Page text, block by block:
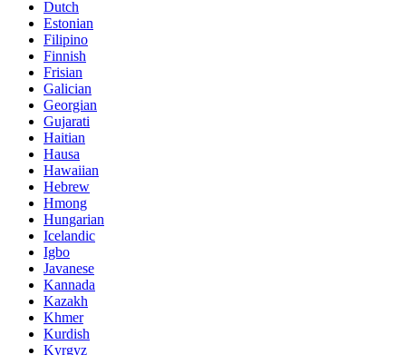
Dutch
Estonian
Filipino
Finnish
Frisian
Galician
Georgian
Gujarati
Haitian
Hausa
Hawaiian
Hebrew
Hmong
Hungarian
Icelandic
Igbo
Javanese
Kannada
Kazakh
Khmer
Kurdish
Kyrgyz